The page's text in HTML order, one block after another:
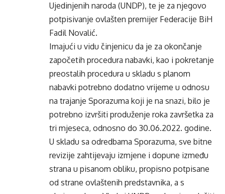
Ujedinjenih naroda (UNDP), te je za njegovo
potpisivanje ovlašten premijer Federacije BiH
Fadil Novalić.
Imajući u vidu činjenicu da je za okončanje
započetih procedura nabavki, kao i pokretanje
preostalih procedura u skladu s planom
nabavki potrebno dodatno vrijeme u odnosu
na trajanje Sporazuma koji je na snazi, bilo je
potrebno izvršiti produženje roka završetka za
tri mjeseca, odnosno do 30.06.2022. godine.
U skladu sa odredbama Sporazuma, sve bitne
revizije zahtijevaju izmjene i dopune između
strana u pisanom obliku, propisno potpisane
od strane ovlaštenih predstavnika, a s